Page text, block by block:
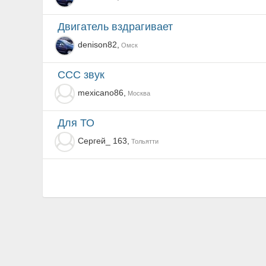
Двигатель вздрагивает
denison82, Омск
CCC звук
mexicano86, Москва
Для ТО
Сергей_ 163, Тольятти